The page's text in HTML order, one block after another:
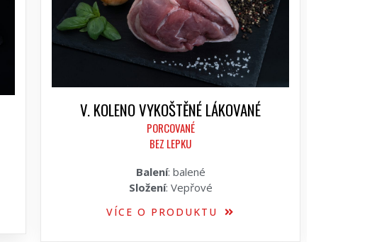
V. KOLENO VYKOŠTĚNÉ LÁKOVANÉ
PORCOVANÉ
BEZ LEPKU
Balení: balené
Složení: Vepřové
VÍCE O PRODUKTU